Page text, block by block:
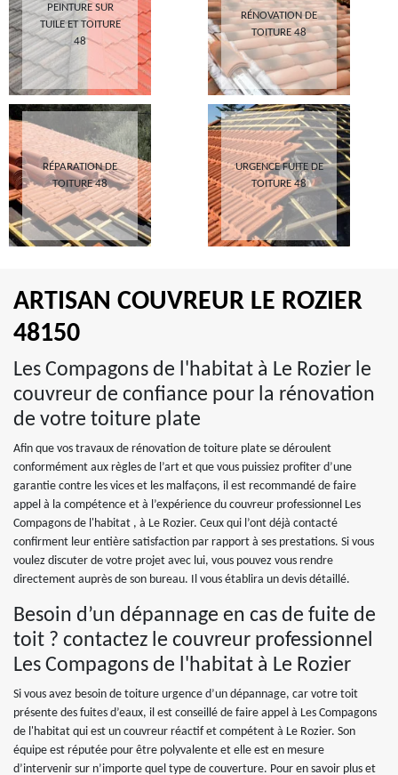
PEINTURE SUR
TUILE ET TOITURE
48
RÉNOVATION DE
TOITURE 48
RÉPARATION DE
TOITURE 48
URGENCE FUITE DE
TOITURE 48
ARTISAN COUVREUR LE ROZIER
48150
Les Compagons de l'habitat à Le Rozier le
couvreur de confiance pour la rénovation
de votre toiture plate
Afin que vos travaux de rénovation de toiture plate se déroulent
conformément aux règles de l’art et que vous puissiez profiter d’une
garantie contre les vices et les malfaçons, il est recommandé de faire
appel à la compétence et à l’expérience du couvreur professionnel Les
Compagons de l'habitat , à Le Rozier. Ceux qui l’ont déjà contacté
confirment leur entière satisfaction par rapport à ses prestations. Si vous
voulez discuter de votre projet avec lui, vous pouvez vous rendre
directement auprès de son bureau. Il vous établira un devis détaillé.
Besoin d’un dépannage en cas de fuite de
toit ? contactez le couvreur professionnel
Les Compagons de l'habitat à Le Rozier
Si vous avez besoin de toiture urgence d’un dépannage, car votre toit
présente des fuites d’eaux, il est conseillé de faire appel à Les Compagons
de l'habitat qui est un couvreur réactif et compétent à Le Rozier. Son
équipe est réputée pour être polyvalente et elle est en mesure
d’intervenir sur n’importe quel type de couverture. Pour en savoir plus et